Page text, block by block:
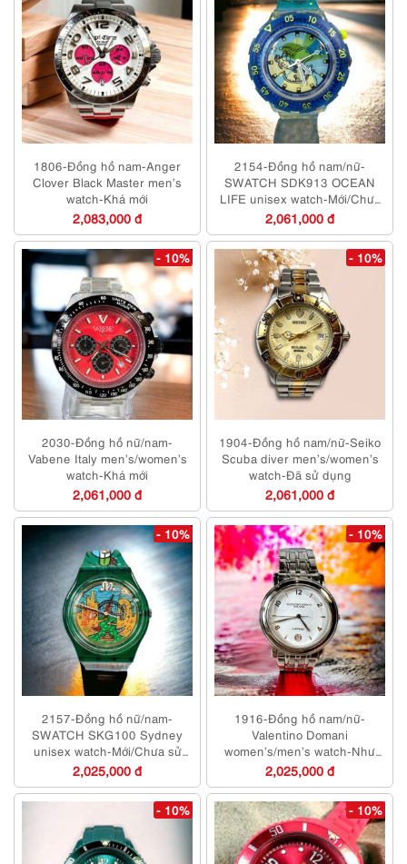
1806-Đồng hồ nam-Anger
Clover Black Master men’s
watch-Khá mới
2,083,000 đ
2154-Đồng hồ nam/nữ-
SWATCH SDK913 OCEAN
LIFE unisex watch-Mới/Chưa
sử dụng
2,061,000 đ
- 10%
2030-Đồng hồ nữ/nam-
Vabene Italy men’s/women’s
watch-Khá mới
2,061,000 đ
- 10%
1904-Đồng hồ nam/nữ-Seiko
Scuba diver men’s/women’s
watch-Đã sử dụng
2,061,000 đ
- 10%
2157-Đồng hồ nữ/nam-
SWATCH SKG100 Sydney
unisex watch-Mới/Chưa sử
dụng
2,025,000 đ
- 10%
1916-Đồng hồ nam/nữ-
Valentino Domani
women’s/men’s watch-Như
mới/Chưa sử dụng
2,025,000 đ
- 10% - 10%